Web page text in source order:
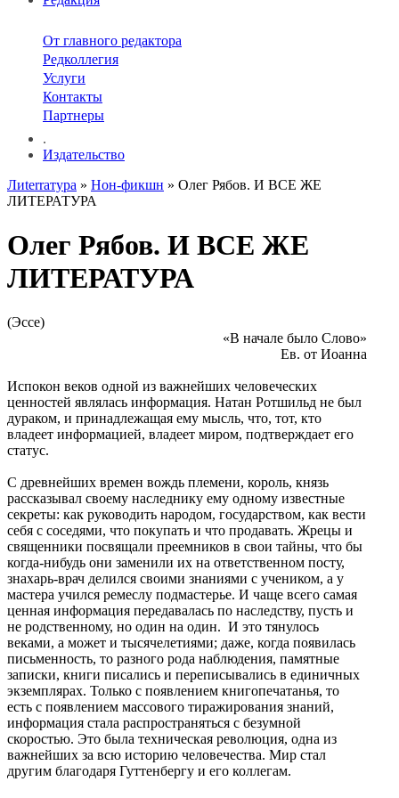
От главного редактора
Редколлегия
Услуги
Контакты
Партнеры
.
Издательство
Лиterraтура » Нон-фикшн » Олег Рябов. И ВСЕ ЖЕ
ЛИТЕРАТУРА
Олег Рябов. И ВСЕ ЖЕ
ЛИТЕРАТУРА
(Эссе)
«В начале было Слово»
Ев. от Иоанна
Испокон веков одной из важнейших человеческих
ценностей являлась информация. Натан Ротшильд не был
дураком, и принадлежащая ему мысль, что, тот, кто
владеет информацией, владеет миром, подтверждает его
статус.
С древнейших времен вождь племени, король, князь
рассказывал своему наследнику ему одному известные
секреты: как руководить народом, государством, как вести
себя с соседями, что покупать и что продавать. Жрецы и
священники посвящали преемников в свои тайны, что бы
когда-нибудь они заменили их на ответственном посту,
знахарь-врач делился своими знаниями с учеником, а у
мастера учился ремеслу подмастерье. И чаще всего самая
ценная информация передавалась по наследству, пусть и
не родственному, но один на один. И это тянулось
веками, а может и тысячелетиями; даже, когда появилась
письменность, то разного рода наблюдения, памятные
записки, книги писались и переписывались в единичных
экземплярах. Только с появлением книгопечатанья, то
есть с появлением массового тиражирования знаний,
информация стала распространяться с безумной
скоростью. Это была техническая революция, одна из
важнейших за всю историю человечества. Мир стал
другим благодаря Гуттенбергу и его коллегам.